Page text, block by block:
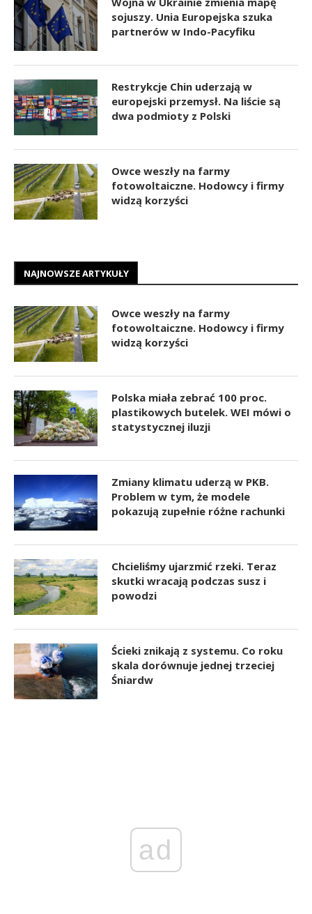
sojuszy. Unia Europejska szuka
partnerów w Indo-Pacyfiku
Restrykcje Chin uderzają w
europejski przemysł. Na liście są
dwa podmioty z Polski
Owce weszły na farmy
fotowoltaiczne. Hodowcy i firmy
widzą korzyści
NAJNOWSZE ARTYKUŁY
Owce weszły na farmy
fotowoltaiczne. Hodowcy i firmy
widzą korzyści
Polska miała zebrać 100 proc.
plastikowych butelek. WEI mówi o
statystycznej iluzji
Zmiany klimatu uderzą w PKB.
Problem w tym, że modele
pokazują zupełnie różne rachunki
Chcieliśmy ujarzmić rzeki. Teraz
skutki wracają podczas susz i
powodzi
Ścieki znikają z systemu. Co roku
skala dorównuje jednej trzeciej
Śniardw
ad